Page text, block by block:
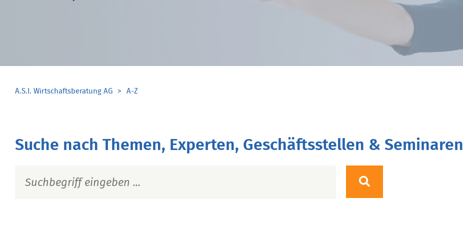
A.S.I. Wirtschaftsberatung AG A-Z
Suche nach Themen, Experten, Geschäftsstellen & Seminaren